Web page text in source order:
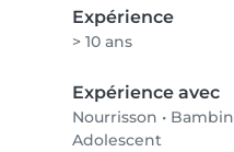
Expérience
> 10 ans
Expérience avec
Nourrisson • Bambin
Adolescent